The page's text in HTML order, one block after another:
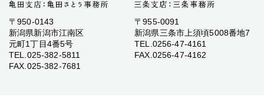
〒950-0143
新潟県新潟市江南区
元町1丁目4番5号
TEL.025-382-5811
FAX.025-382-7681
〒955-0091
新潟県三条市上須頃5008番地7
TEL.0256-47-4161
FAX.0256-47-4162